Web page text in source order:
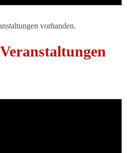
vorhanden.